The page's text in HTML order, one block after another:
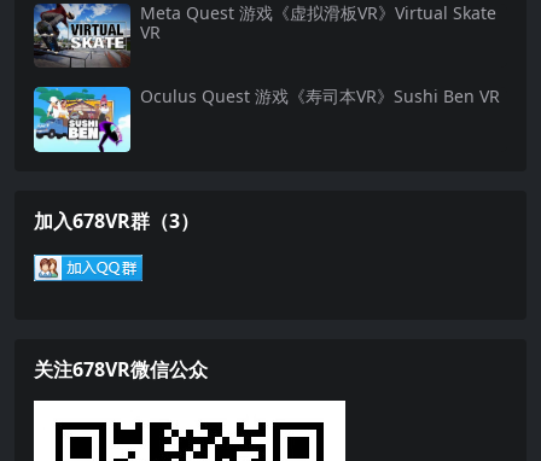
Meta Quest 游戏《虚拟滑板VR》Virtual Skate
VR
Oculus Quest 游戏《寿司本VR》Sushi Ben VR
加入678VR群（3）
关注678VR微信公众